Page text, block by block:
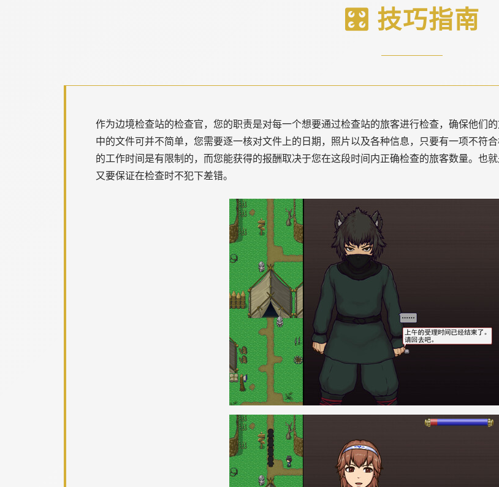
🎛️ 技巧指南
作为边境检查站的检查官，您的职责是对每一个想要通过检查站的旅客进行检查，确保他们
中的文件可并不简单，您需要逐一核对文件上的日期，照片以及各种信息，只要有一项不符
的工作时间是有限制的，而您能获得的报酬取决于您在这段时间内正确检查的旅客数量。也
又要保证在检查时不犯下差错。